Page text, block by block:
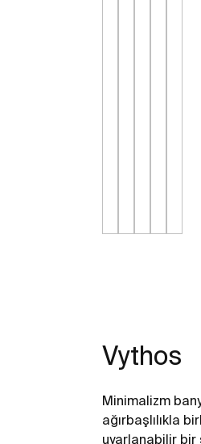
Vythos
Minimalizm
ağırbaşlılıkla
uyarlanabilir